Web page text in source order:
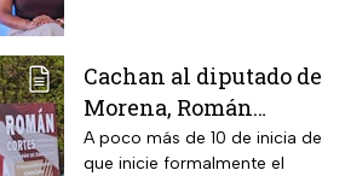
Cachan al diputado de
Morena, Román
Cortés, entregando
periódico y dotación
A poco más de 10 de inicia de
que inicie formalmente el